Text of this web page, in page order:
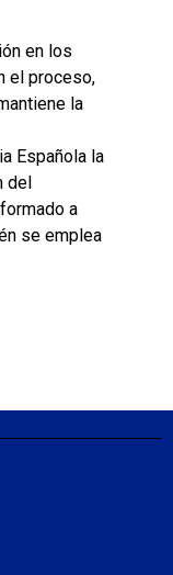
en los
el proceso,
la
Española la
del
a
se emplea